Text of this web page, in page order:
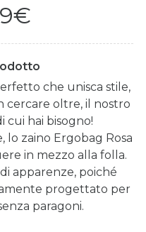
che unisca stile,
cercare oltre, il nostro
cui hai bisogno!
lo zaino Ergobag Rosa
in mezzo alla folla.
apparenze, poiché
progettato per
paragoni.